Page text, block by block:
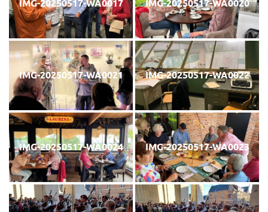
IMG-20250517-WA0017 IMG-20250517-WA0020
IMG-20250517-WA0021 IMG-20250517-WA0022
IMG-20250517-WA0024 IMG-20250517-WA0023